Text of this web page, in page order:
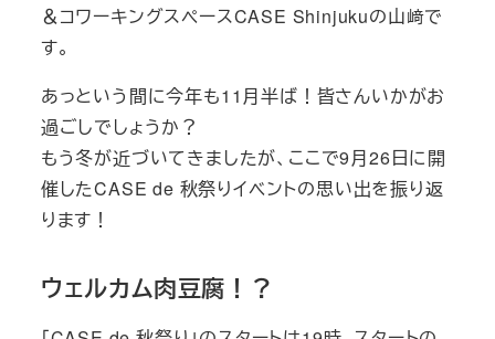
ー
＆コワーキングスペースCASE Shinjukuの山﨑で
す。
あっという間に今年も11月半ば！皆さんいかがお
過ごしでしょうか？
もう冬が近づいてきましたが、ここで9月26日に開
催したCASE de 秋祭りイベントの思い出を振り返
ります！
ウェルカム肉豆腐！？